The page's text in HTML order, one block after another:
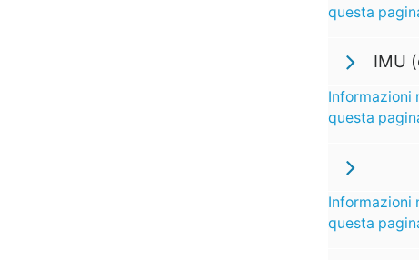
questa
IMU
Informazioni
questa
Informazioni
questa